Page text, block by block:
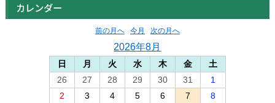
カレンダー
前の月へ 今月 次の月へ
2026年8月
日 月 火 水 木 金
土
26
27 28 29 30 31
1
2
3 4 5 6 7 8